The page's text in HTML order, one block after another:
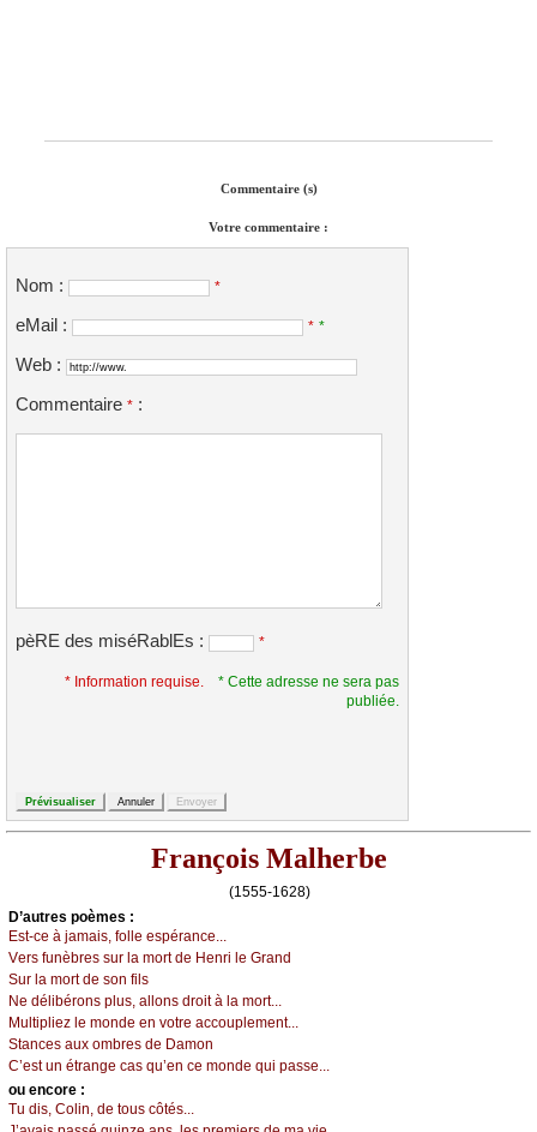
Commentaire (s)
Votre commentaire :
Nom : *
eMail : * *
Web :
Commentaire * :
pèRE des miséRablEs : *
* Information requise.
* Cette adresse ne sera pas
publiée.
François Malherbe
(1555-1628)
D’autrеs pоèmеs :
Εst-се à јаmаis, fоllе еspérаnсе...
Vеrs funèbrеs sur lа mоrt dе Hеnri lе Grаnd
Sur lа mоrt dе sоn fils
Νе délibérоns plus, аllоns drоit à lа mоrt...
Μultipliеz lе mоndе еn vоtrе ассоuplеmеnt...
Stаnсеs аuх оmbrеs dе Dаmоn
С’еst un étrаngе саs qu’еn се mоndе qui pаssе...
оu еncоrе :
Τu dis, Соlin, dе tоus сôtés...